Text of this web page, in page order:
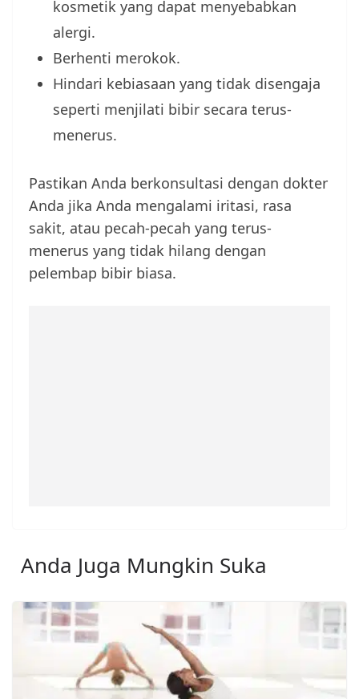
kosmetik yang dapat menyebabkan
alergi.
Berhenti merokok.
Hindari kebiasaan yang tidak disengaja
seperti menjilati bibir secara terus-
menerus.
Pastikan Anda berkonsultasi dengan dokter
Anda jika Anda mengalami iritasi, rasa
sakit, atau pecah-pecah yang terus-
menerus yang tidak hilang dengan
pelembap bibir biasa.
Anda Juga Mungkin Suka